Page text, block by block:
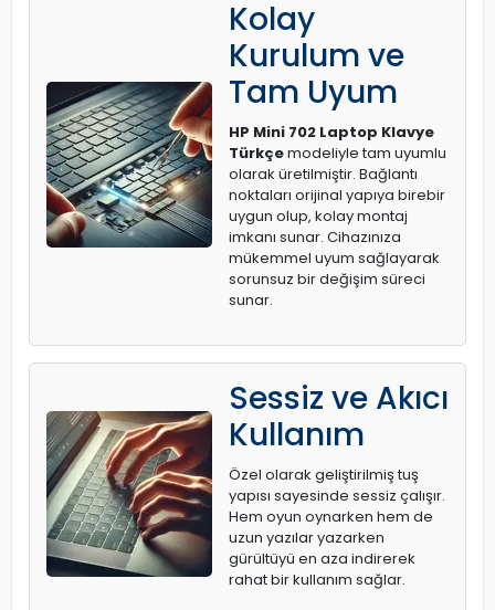
Kolay
Kurulum ve
Tam Uyum
HP Mini 702 Laptop Klavye
Türkçemodeliyle tam uyumlu
olarak üretilmiştir. Bağlantı
noktaları orijinal yapıya birebir
uygun olup, kolay montaj
imkanı sunar. Cihazınıza
mükemmel uyum sağlayarak
sorunsuz bir değişim süreci
sunar.
Sessiz ve Akıcı
Kullanım
Özel olarak geliştirilmiş tuş
yapısı sayesinde sessiz çalışır.
Hem oyun oynarken hem de
uzun yazılar yazarken
gürültüyü en aza indirerek
rahat bir kullanım sağlar.